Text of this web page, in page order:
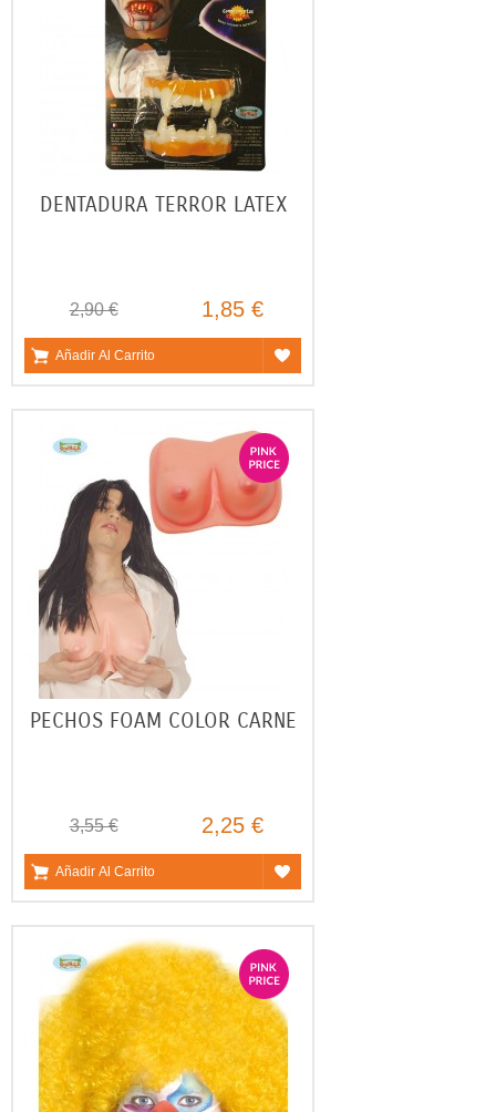
DENTADURA TERROR LATEX
2,90 € 1,85 €
Añadir Al Carrito
PECHOS FOAM COLOR CARNE
3,55 € 2,25 €
Añadir Al Carrito